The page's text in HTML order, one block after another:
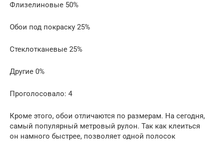
Флизелиновые 50%
Обои под покраску 25%
Стеклотканевые 25%
Другие 0%
Проголосовало: 4
Кроме этого, обои отличаются по размерам. На сегодня,
самый популярный метровый рулон. Так как клеиться
он намного быстрее, позволяет одной полосок